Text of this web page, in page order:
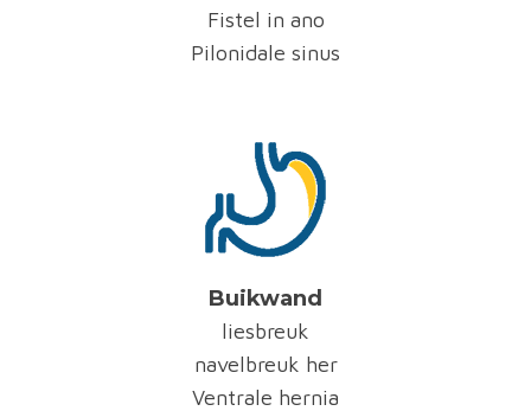
Fistel in ano
Pilonidale sinus
Buikwand
liesbreuk
navelbreuk her
Ventrale hernia